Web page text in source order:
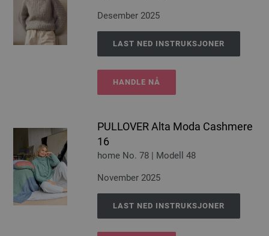
Desember 2025
LAST NED INSTRUKSJONER
HANDLE NÅ
PULLOVER Alta Moda Cashmere
16
home No. 78 | Modell 48
November 2025
LAST NED INSTRUKSJONER